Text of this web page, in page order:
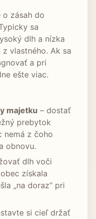
o zásah do
sa
dlh a nízka
vlastného. Ak sa
a pri
ešte viac.
majetku – dostať
prebytok
nemá z čoho
obnovu.
dlh voči
získala
„na doraz“ pri
si cieľ držať